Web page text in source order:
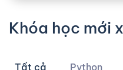
Khóa học mới
Tất cả Python